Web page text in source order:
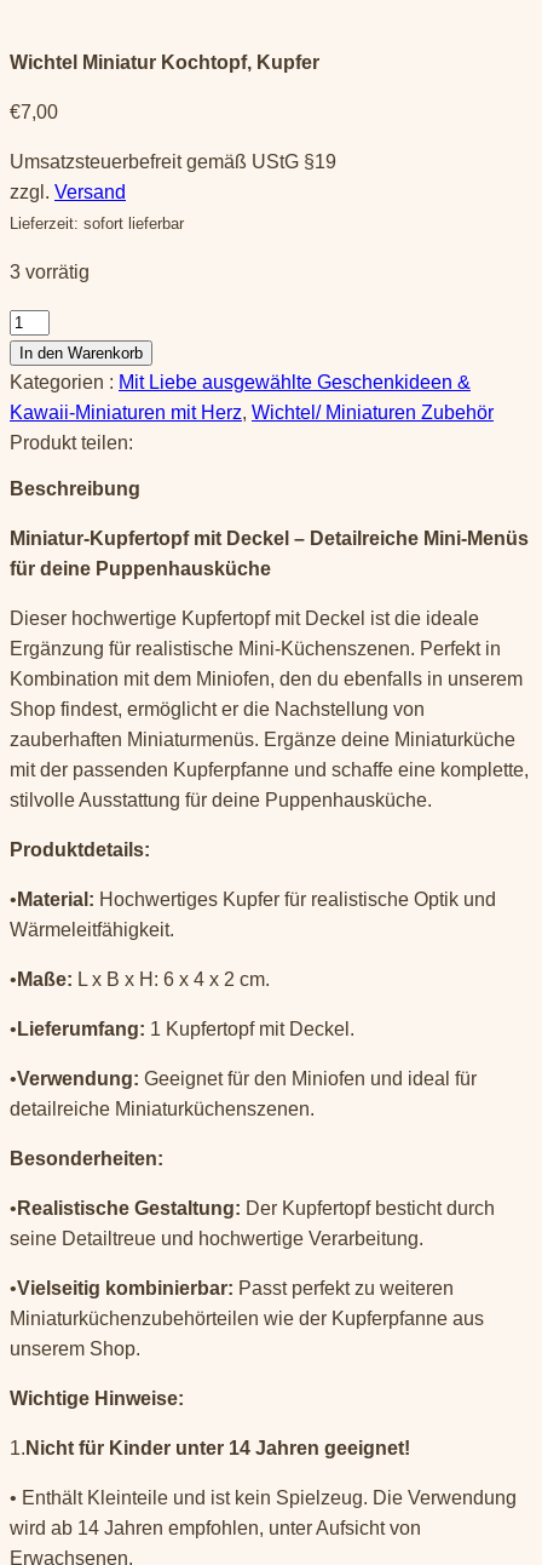
Wichtel Miniatur Kochtopf, Kupfer
€7,00
Umsatzsteuerbefreit gemäß UStG §19
zzgl. Versand
Lieferzeit: sofort lieferbar
3 vorrätig
Wichtel
Miniatur
Kochtopf,
Kupfer
Menge
In den Warenkorb
Kategorien : Mit Liebe ausgewählte Geschenkideen &
Kawaii-Miniaturen mit Herz, Wichtel/ Miniaturen Zubehör
Produkt teilen:
Beschreibung
Miniatur-Kupfertopf mit Deckel – Detailreiche Mini-Menüs
für deine Puppenhausküche
Dieser hochwertige Kupfertopf mit Deckel ist die ideale
Ergänzung für realistische Mini-Küchenszenen. Perfekt in
Kombination mit dem Miniofen, den du ebenfalls in unserem
Shop findest, ermöglicht er die Nachstellung von
zauberhaften Miniaturmenüs. Ergänze deine Miniaturküche
mit der passenden Kupferpfanne und schaffe eine komplette,
stilvolle Ausstattung für deine Puppenhausküche.
Produktdetails:
• Material: Hochwertiges Kupfer für realistische Optik und
Wärmeleitfähigkeit.
• Maße: L x B x H: 6 x 4 x 2 cm.
• Lieferumfang: 1 Kupfertopf mit Deckel.
•Verwendung: Geeignet für den Miniofen und ideal für
detailreiche Miniaturküchenszenen.
Besonderheiten:
• Realistische Gestaltung: Der Kupfertopf besticht durch
seine Detailtreue und hochwertige Verarbeitung.
•Vielseitig kombinierbar: Passt perfekt zu weiteren
Miniaturküchenzubehörteilen wie der Kupferpfanne aus
unserem Shop.
Wichtige Hinweise:
1. Nicht für Kinder unter 14 Jahren geeignet!
• Enthält Kleinteile und ist kein Spielzeug. Die Verwendung
wird ab 14 Jahren empfohlen, unter Aufsicht von
Erwachsenen.